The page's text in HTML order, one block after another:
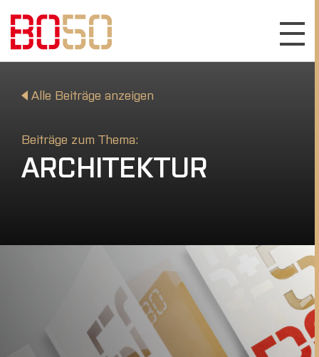
Alle Beiträge anzeigen
Beiträge zum Thema:
ARCHITEKTUR